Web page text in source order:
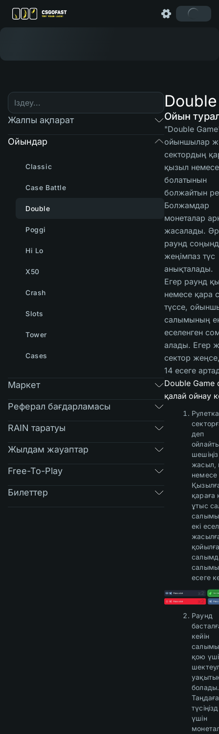
Жалпы ақпарат
Ойындар
Classic
Case Battle
Double
Poggi
Hi Lo
X50
Crash
Slots
Tower
Cases
Маркет
Реферал бағдарламасы
RAIN таратуы
Жылдам жауаптар
Free-To-Play
Билеттер
Double
Ойын
"Double
ойыншылар
сектордың
қызыл
болатынын
болжайтын
Болжамдар
монеталар
жасалады.
раунд
жеңімпаз түс
анықталады.
Егер раунд
немесе қара
түссе,
салымының
еселенген
алады. Егер
сектор
14 есеге
Double Game
қалай ойнау
деп
жасыл,
немесе
қараға
ұтыс
екі
есеге
Раунд
кейін
қою
болады.
үшін